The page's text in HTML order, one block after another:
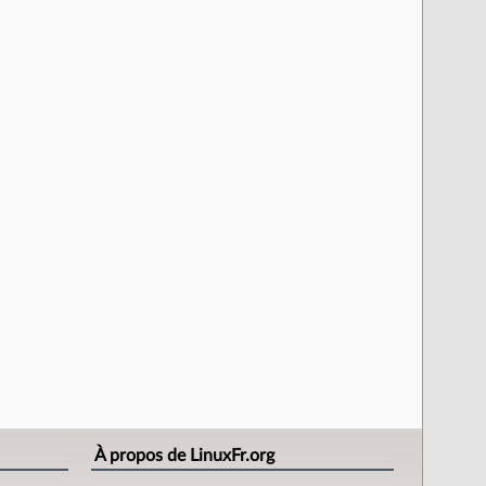
À propos de LinuxFr.org